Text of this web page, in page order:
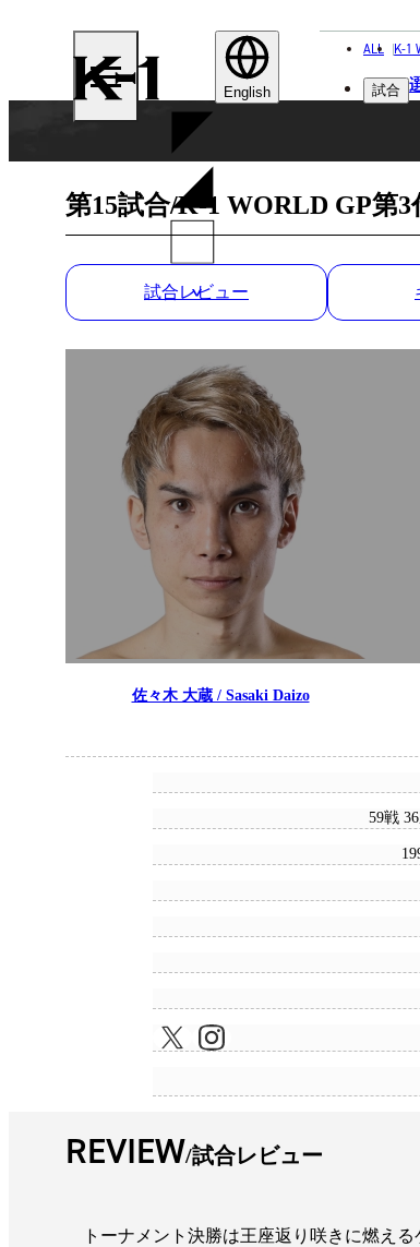
K-
1 English
ALL K-1
試合
第15試合/K-1 WORLD GP第
試合レビュー
佐々木 大蔵 / Sasaki Daizo
59戦
REVIEW 試合レビュー
トーナメント決勝は王座返り咲きに燃える